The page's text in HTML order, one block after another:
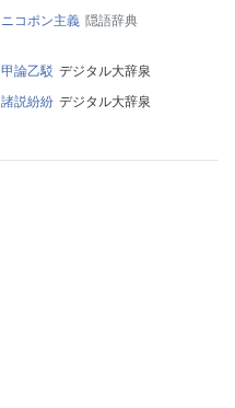
ニコポン主義 隠語辞典
甲論乙駁 デジタル大辞泉
諸説紛紛 デジタル大辞泉